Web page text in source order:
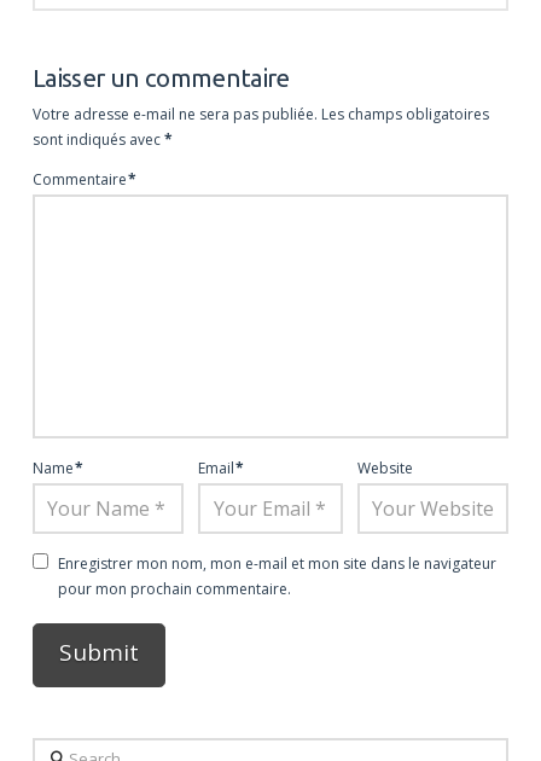
Laisser un commentaire
Votre adresse e-mail ne sera pas publiée. Les champs obligatoires
sont indiqués avec*
Commentaire*
Name* Email* Website
Enregistrer mon nom, mon e-mail et mon site dans le navigateur
pour mon prochain commentaire.
Search